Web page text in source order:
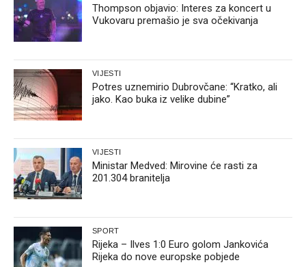
Thompson objavio: Interes za koncert u
Vukovaru premašio je sva očekivanja
VIJESTI
Potres uznemirio Dubrovčane: “Kratko, ali
jako. Kao buka iz velike dubine”
VIJESTI
Ministar Medved: Mirovine će rasti za
201.304 branitelja
SPORT
Rijeka – Ilves 1:0 Euro golom Jankovića
Rijeka do nove europske pobjede